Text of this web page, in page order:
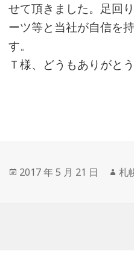
せて頂きました。足回
ーツ等と当社が自信を
す。
Ｔ様、どうもありがと
投
2017 年 5 月 21 日
作
札